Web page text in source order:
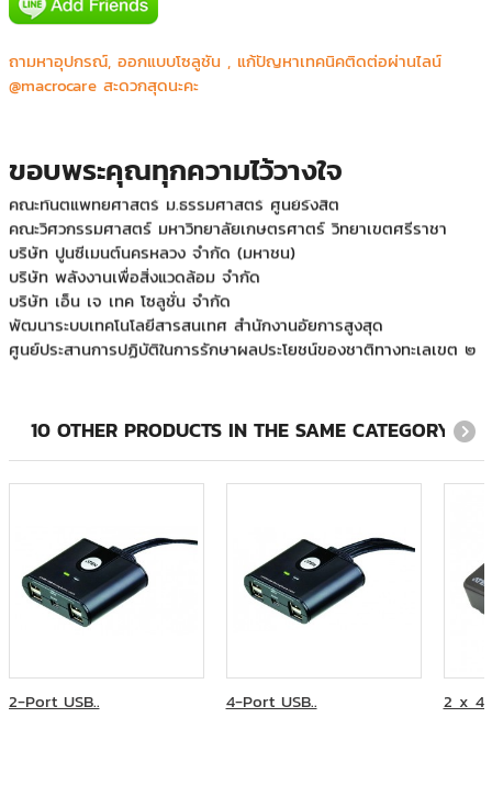
ถามหาอุปกรณ์, ออกแบบโซลูชัน , แก้ปัญหาเทคนิคติดต่อผ่านไลน์
@macrocare สะดวกสุดนะคะ
ขอบพระคุณทุกความไว้วางใจ
AIS(Digital Signage Intouch Tower)
Mercure&IBIS Bangkok Siam
Phyathai 2 Hospital (BJH)
กองสื่อสาร หน่วยบัญชาการทหารพัฒนา
คณะทันตแพทยศาสตร์ ม.ธรรมศาสตร์ ศูนย์รังสิต
คณะวิศวกรรมศาสตร์ มหาวิทยาลัยเกษตรศาตร์ วิทยาเขตศรีราชา
บริษัท ปูนซีเมนต์นครหลวง จำกัด (มหาชน)
บริษัท พลังงานเพื่อสิ่งแวดล้อม จำกัด
บริษัท เอ็น เจ เทค โซลูชั่น จำกัด
พัฒนาระบบเทคโนโลยีสารสนเทศ สำนักงานอัยการสูงสุด
ศูนย์ประสานการปฏิบัติในการรักษาผลประโยชน์ของชาติทางทะเลเขต ๒
ศูนย์รักษาความปลอดภัย กองบัญชาการกองทัพไทย
สำนักงานคณะกรรมการการเลือกตั้ง
ภาควิชาออร์โทปิดิกส์ มหาวิทยาลัยเชียงใหม่
โรงพยาบาลจุฬาลงกรณ์มหาวิทยาลัย
มหาวิทยาลัยสุโขทัยธรรมาธิราช
การไฟฟ้านครหลวง
คณะครุศาสตร์อุตสาหกรรมและเทคโนโลยี มหาวิทยาลัยเทคโนโลยี
10 OTHER PRODUCTS IN THE SAME CATEGORY:
2-Port USB.. 4-Port USB.. 2 x 4